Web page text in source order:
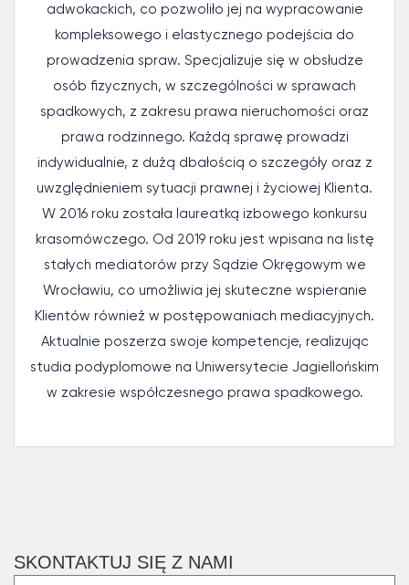
adwokackich, co pozwoliło jej na wypracowanie
kompleksowego i elastycznego podejścia do
prowadzenia spraw. Specjalizuje się w obsłudze
osób fizycznych, w szczególności w sprawach
spadkowych, z zakresu prawa nieruchomości oraz
prawa rodzinnego. Każdą sprawę prowadzi
indywidualnie, z dużą dbałością o szczegóły oraz z
uwzględnieniem sytuacji prawnej i życiowej Klienta.
W 2016 roku została laureatką izbowego konkursu
krasomówczego. Od 2019 roku jest wpisana na listę
stałych mediatorów przy Sądzie Okręgowym we
Wrocławiu, co umożliwia jej skuteczne wspieranie
Klientów również w postępowaniach mediacyjnych.
Aktualnie poszerza swoje kompetencje, realizując
studia podyplomowe na Uniwersytecie Jagiellońskim
w zakresie współczesnego prawa spadkowego.
SKONTAKTUJ SIĘ Z NAMI